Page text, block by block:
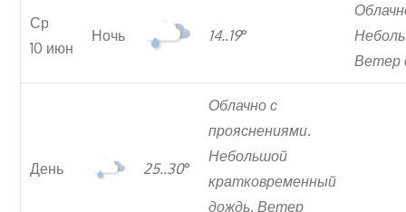
Ср
10 июн
Ночь 14..19°
Ветер
День 25..30°
Облачно с
прояснениями.
Небольшой
кратковременный
дождь.Ветер